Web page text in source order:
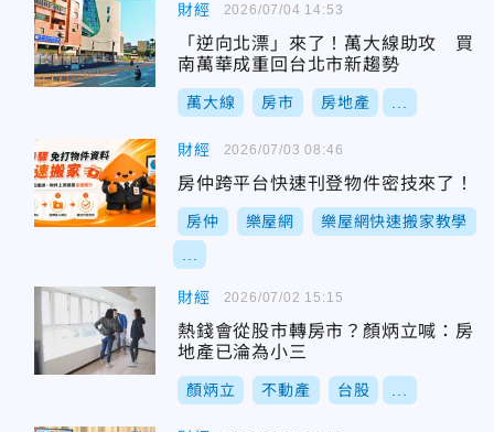
財經
「逆向北漂」來了！萬大線助攻 買
南萬華成重回台北市新趨勢
萬大線 房市 房地產
2026/07/04 14:53
財經
房仲跨平台快速刊登物件密技來了！
房仲 樂屋網 樂屋網快速搬家教學
2026/07/03 08:46
財經
熱錢會從股市轉房市？顏炳立喊：房
地產已淪為小三
顏炳立 不動產 台股
2026/07/02 15:15